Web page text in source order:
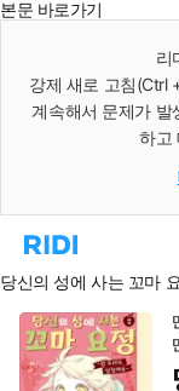
본문 바로가기
리
강제 새로 고침(Ctrl
계속해서 문제가 발
하고
리
홈
로
이
동
당신의 성에 사는 꼬마